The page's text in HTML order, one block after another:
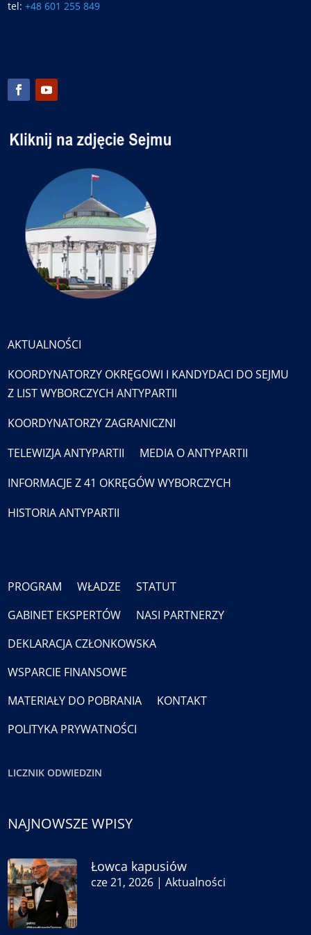
tel:+48 601 255 849
AKTUALNOŚCI
KOORDYNATORZY OKRĘGOWI I KANDYDACI DO SEJMU
Z LIST WYBORCZYCH ANTYPARTII
KOORDYNATORZY ZAGRANICZNI
TELEWIZJA ANTYPARTII
MEDIA O ANTYPARTII
INFORMACJE Z 41 OKRĘGÓW WYBORCZYCH
HISTORIA ANTYPARTII
PROGRAM WŁADZE
STATUT
GABINET EKSPERTÓW
NASI PARTNERZY
DEKLARACJA CZŁONKOWSKA
WSPARCIE FINANSOWE
MATERIAŁY DO POBRANIA
KONTAKT
POLITYKA PRYWATNOŚCI
LICZNIK ODWIEDZIN
NAJNOWSZE WPISY
Łowca kapusiów
cze 21, 2026 |Aktualności